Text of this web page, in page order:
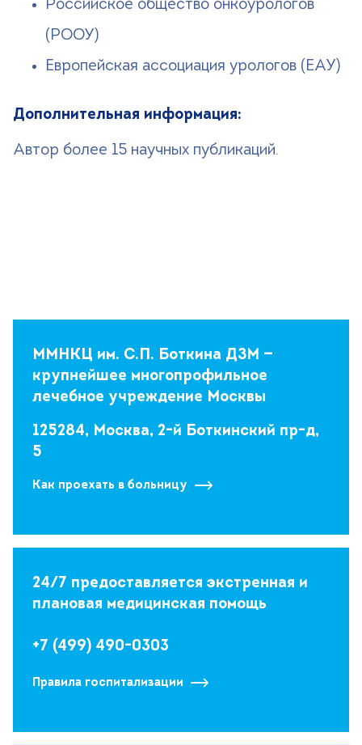
Российское общество онкоурологов
(РООУ)
Европейская ассоциация урологов (ЕАУ)
Дополнительная информация:
Автор более 15 научных публикаций.
ММНКЦ им. С.П. Боткина ДЗМ —
крупнейшее многопрофильное
лечебное учреждение Москвы
125284, Москва, 2-й Боткинский пр-д,
5
Как проехать в больницу
24/7 предоставляется экстренная и
плановая медицинская помощь
+7 (499) 490-0303
Правила госпитализации